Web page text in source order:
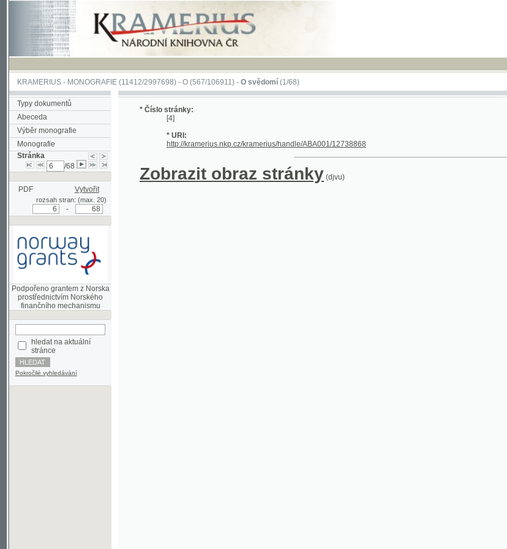
RSS -
KRAMERIUS-MONOGRAFIE(11412/2997698) -O (567/106911)-O svědomí(1/68)
Typy dokumentů
Abeceda
Výběr monografie
Monografie
Stránka
/68
PDF Vytvořit
rozsah stran: (max. 20)
Podpořeno grantem z Norska
prostřednictvím Norského
hledat na aktuální
stránce
Pokročilé vyhledávání
* Číslo stránky:
[4]
* URI:
http://kramerius.nkp.cz/kramerius/handle/ABA001/12738868
Zobrazit obraz stránky